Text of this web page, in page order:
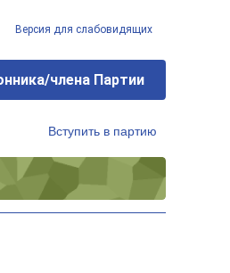
Версия для слабовидящих
члена Партии
Вступить в партию